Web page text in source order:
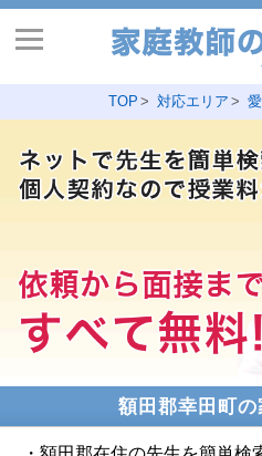
TOP 対応エリア
額田郡幸田町